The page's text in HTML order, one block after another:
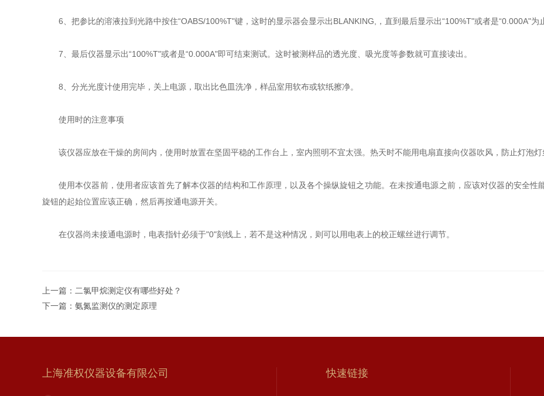
6、把参比的溶液拉到光路中按住“OABS/100%T"键，这时的显示器会显示出BLANKING,，直到最后显示出“100%T"或者是“0.000A"为
7、最后仪器显示出“100%T"或者是“0.000A"即可结束测试。这时被测样品的透光度、吸光度等参数就可直接读出。
8、分光光度计使用完毕，关上电源，取出比色皿洗净，样品室用软布或软纸擦净。
使用时的注意事项
该仪器应放在干燥的房间内，使用时放置在坚固平稳的工作台上，室内照明不宜太强。热天时不能用电扇直接向仪器吹风，防止灯泡灯
使用本仪器前，使用者应该首先了解本仪器的结构和工作原理，以及各个操纵旋钮之功能。在未按通电源之前，应该对仪器的安全
旋钮的起始位置应该正确，然后再按通电源开关。
在仪器尚未接通电源时，电表指针必须于"0"刻线上，若不是这种情况，则可以用电表上的校正螺丝进行调节。
上一篇： 二氯甲烷测定仪有哪些好处？
下一篇： 氨氮监测仪的测定原理
上海准权仪器设备有限公司 快速链接